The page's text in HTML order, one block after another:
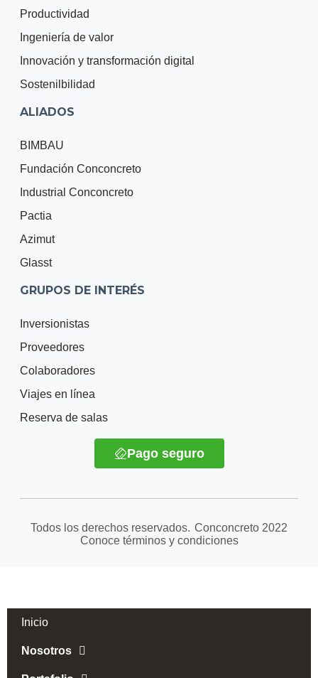
Productividad
Ingeniería de valor
Innovación y transformación digital
Sostenilbilidad
ALIADOS
BIMBAU
Fundación Conconcreto
Industrial Conconcreto
Pactia
Azimut
Glasst
GRUPOS DE INTERÉS
Inversionistas
Proveedores
Colaboradores
Viajes en línea
Reserva de salas
Pago seguro
Todos los derechos reservados. Conconcreto 2022
Conoce términos y condiciones
Inicio
Nosotros